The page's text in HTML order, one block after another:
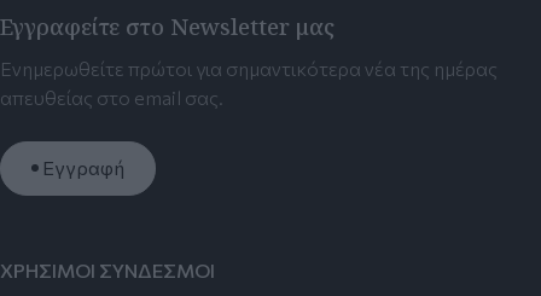
Εγγραφείτε στο Newsletter μας
Ενημερωθείτε πρώτοι για σημαντικότερα νέα της ημέρας
απευθείας στο email σας.
Εγγραφή
ΧΡΗΣΙΜΟΙ ΣΥΝΔΕΣΜΟΙ